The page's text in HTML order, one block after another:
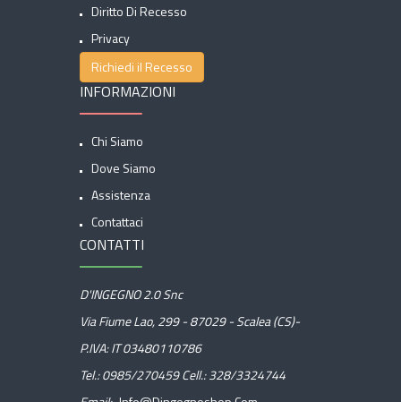
Diritto Di Recesso
Privacy
Richiedi il Recesso
INFORMAZIONI
Chi Siamo
Dove Siamo
Assistenza
Contattaci
CONTATTI
D'INGEGNO 2.0 Snc
Via Fiume Lao, 299 - 87029 - Scalea (CS)-
P.IVA: IT 03480110786
Tel.:0985/270459Cell.:328/3324744